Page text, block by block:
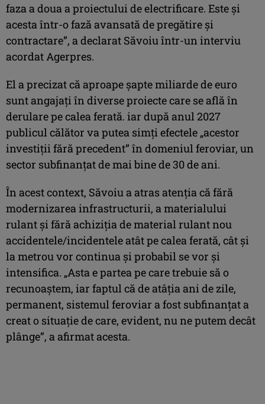
faza a doua a proiectului de electrificare. Este şi
acesta într-o fază avansată de pregătire şi
contractare”, a declarat Săvoiu într-un interviu
acordat Agerpres.
El a precizat că aproape șapte miliarde de euro
sunt angajaţi în diverse proiecte care se află în
derulare pe calea ferată. iar după anul 2027
publicul călător va putea simţi efectele „acestor
investiţii fără precedent” în domeniul feroviar, un
sector subfinanţat de mai bine de 30 de ani.
În acest context, Săvoiu a atras atenţia că fără
modernizarea infrastructurii, a materialului
rulant şi fără achiziţia de material rulant nou
accidentele/incidentele atât pe calea ferată, cât şi
la metrou vor continua şi probabil se vor şi
intensifica. „Asta e partea pe care trebuie să o
recunoaştem, iar faptul că de atâţia ani de zile,
permanent, sistemul feroviar a fost subfinanţat a
creat o situaţie de care, evident, nu ne putem decât
plânge”, a afirmat acesta.